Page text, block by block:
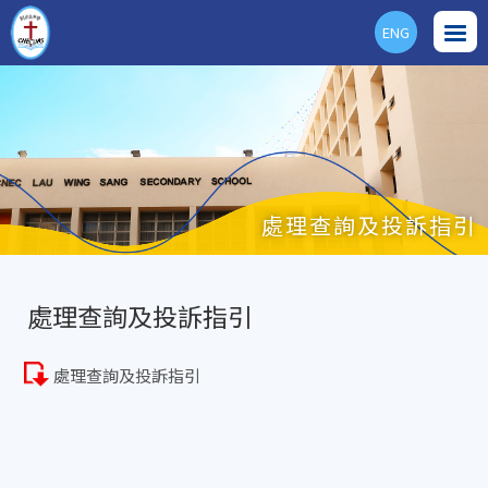
ENG
處理查詢及投訴指引
處理查詢及投訴指引
處理查詢及投訴指引